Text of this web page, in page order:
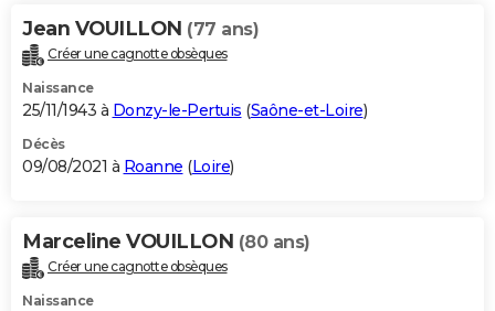
Jean VOUILLON (77 ans)
Créer une cagnotte obsèques
Naissance
25/11/1943 à Donzy-le-Pertuis (Saône-et-Loire)
Décès
09/08/2021 à Roanne (Loire)
Marceline VOUILLON (80 ans)
Créer une cagnotte obsèques
Naissance